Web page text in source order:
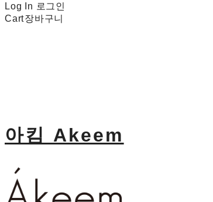
Log In 로그인
Cart장바구니
아킴 Akeem